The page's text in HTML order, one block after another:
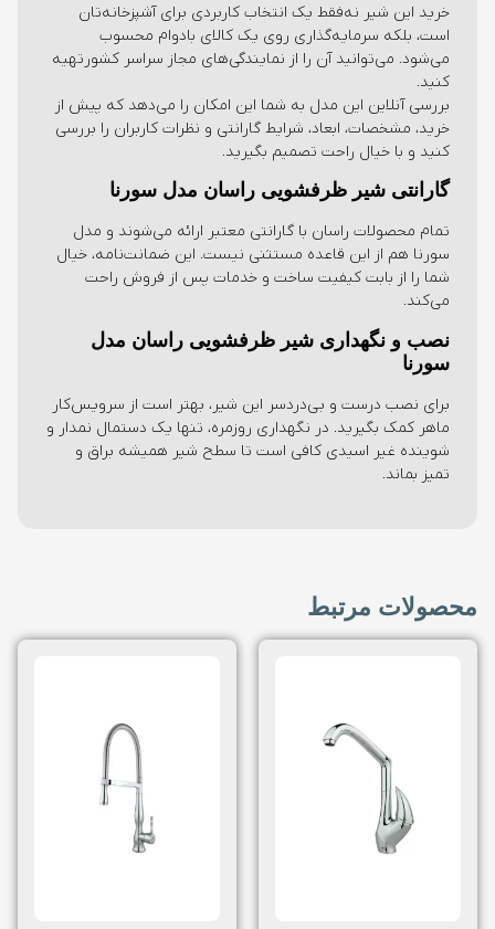
خرید این شیر نه‌فقط یک انتخاب کاربردی برای آشپزخانه‌تان
است، بلکه سرمایه‌گذاری روی یک کالای بادوام محسوب
می‌شود. می‌توانید آن را از نمایندگی‌های مجاز سراسر کشورتهیه
کنید.
بررسی آنلاین این مدل به شما این امکان را می‌دهد که پیش از
خرید، مشخصات، ابعاد، شرایط گارانتی و نظرات کاربران را بررسی
کنید و با خیال راحت تصمیم بگیرید.
گارانتی شیر ظرفشویی راسان مدل سورنا
تمام محصولات راسان با گارانتی معتبر ارائه می‌شوند و مدل
سورنا هم از این قاعده مستثنی نیست. این ضمانت‌نامه، خیال
شما را از بابت کیفیت ساخت و خدمات پس از فروش راحت
می‌کند.
نصب و نگهداری شیر ظرفشویی راسان مدل
سورنا
برای نصب درست و بی‌دردسر این شیر، بهتر است از سرویس‌کار
ماهر کمک بگیرید. در نگهداری روزمره، تنها یک دستمال نمدار و
شوینده غیر اسیدی کافی‌ است تا سطح شیر همیشه براق و
تمیز بماند.
محصولات مرتبط